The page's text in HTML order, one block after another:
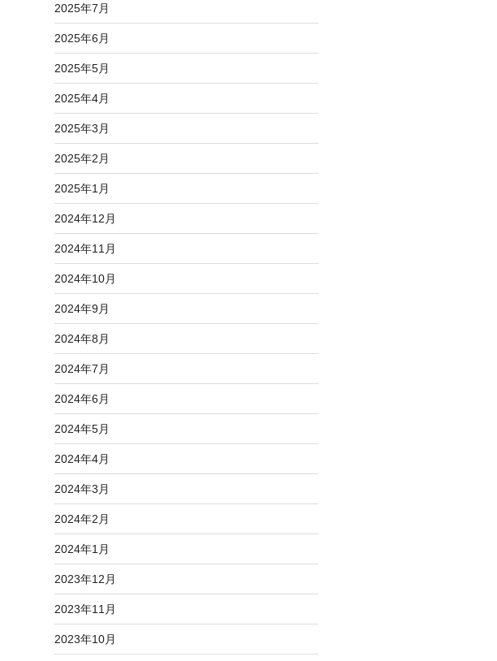
2025年7月
2025年6月
2025年5月
2025年4月
2025年3月
2025年2月
2025年1月
2024年12月
2024年11月
2024年10月
2024年9月
2024年8月
2024年7月
2024年6月
2024年5月
2024年4月
2024年3月
2024年2月
2024年1月
2023年12月
2023年11月
2023年10月